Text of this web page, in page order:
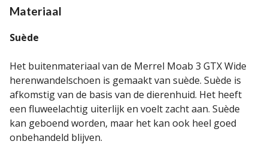
Materiaal
Suède
Het buitenmateriaal van de Merrel Moab 3 GTX Wide
herenwandelschoen is gemaakt van suède. Suède is
afkomstig van de basis van de dierenhuid. Het heeft
een fluweelachtig uiterlijk en voelt zacht aan. Suède
kan geboend worden, maar het kan ook heel goed
onbehandeld blijven.